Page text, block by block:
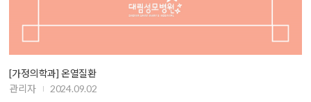
[가정의학과] 온열질환
관리자
2024.09.02